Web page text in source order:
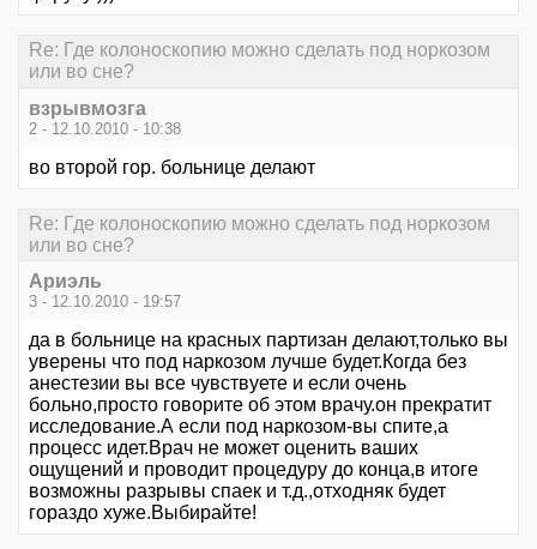
Re: Где колоноскопию можно сделать под норкозом
или во сне?
взрывмозга
2 - 12.10.2010 - 10:38
во второй гор. больнице делают
Re: Где колоноскопию можно сделать под норкозом
или во сне?
Ариэль
3 - 12.10.2010 - 19:57
да в больнице на красных партизан делают,только вы
уверены что под наркозом лучше будет.Когда без
анестезии вы все чувствуете и если очень
больно,просто говорите об этом врачу.он прекратит
исследование.А если под наркозом-вы спите,а
процесс идет.Врач не может оценить ваших
ощущений и проводит процедуру до конца,в итоге
возможны разрывы спаек и т.д.,отходняк будет
гораздо хуже.Выбирайте!